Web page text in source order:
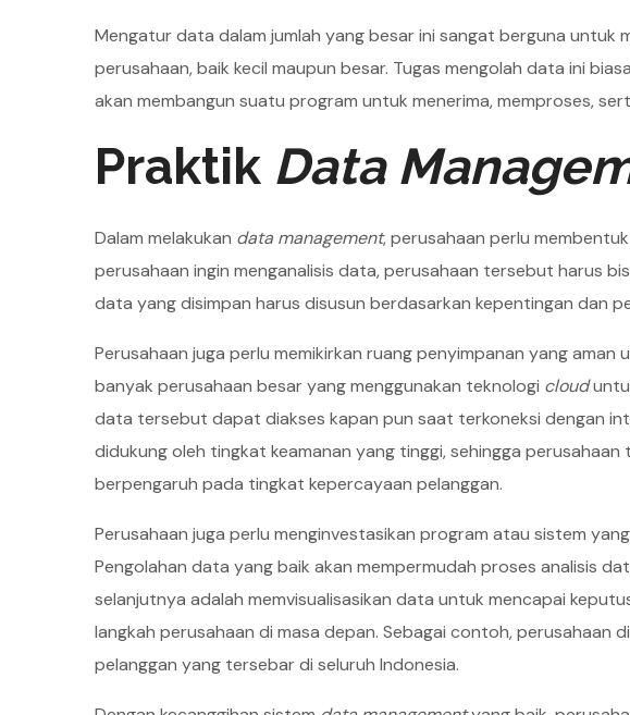
Mengatur data dalam jumlah yang besar ini sangat berguna untuk
perusahaan, baik kecil maupun besar. Tugas mengolah data ini
akan membangun suatu program untuk menerima, memproses,
Praktik Data
Dalam melakukan data management, perusahaan perlu
perusahaan ingin menganalisis data, perusahaan tersebut harus
data yang disimpan harus disusun berdasarkan kepentingan dan
Perusahaan juga perlu memikirkan ruang penyimpanan yang aman
banyak perusahaan besar yang menggunakan teknologi cloud
data tersebut dapat diakses kapan pun saat terkoneksi dengan
didukung oleh tingkat keamanan yang tinggi, sehingga
berpengaruh pada tingkat kepercayaan pelanggan.
Perusahaan juga perlu menginvestasikan program atau sistem
Pengolahan data yang baik akan mempermudah proses analisis
selanjutnya adalah memvisualisasikan data untuk mencapai
langkah perusahaan di masa depan. Sebagai contoh, perusahaan
pelanggan yang tersebar di seluruh Indonesia.